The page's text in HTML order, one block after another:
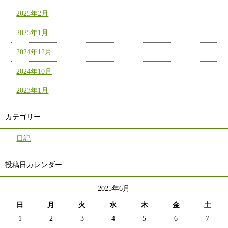
2025年2月
2025年1月
2024年12月
2024年10月
2023年1月
カテゴリー
日記
投稿日カレンダー
2025年6月
日 月 火 水 木 金
土
1
2 3 4 5 6 7